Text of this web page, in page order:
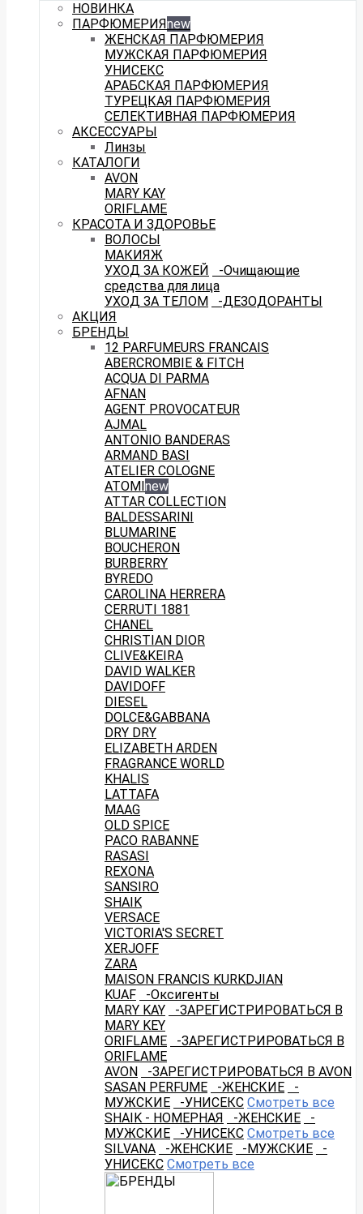
НОВИНКА
ПАРФЮМЕРИЯnew
ЖЕНСКАЯ ПАРФЮМЕРИЯ
МУЖСКАЯ ПАРФЮМЕРИЯ
УНИСЕКС
АРАБСКАЯ ПАРФЮМЕРИЯ
ТУРЕЦКАЯ ПАРФЮМЕРИЯ
СЕЛЕКТИВНАЯ ПАРФЮМЕРИЯ
АКСЕССУАРЫ
Линзы
КАТАЛОГИ
AVON
MARY KAY
ORIFLAME
КРАСОТА И ЗДОРОВЬЕ
ВОЛОСЫ
МАКИЯЖ
УХОД ЗА КОЖЕЙ
-Очищающие
средства для лица
УХОД ЗА ТЕЛОМ
-ДЕЗОДОРАНТЫ
АКЦИЯ
БРЕНДЫ
12 PARFUMEURS FRANCAIS
ABERCROMBIE & FITCH
ACQUA DI PARMA
AFNAN
AGENT PROVOCATEUR
AJMAL
ANTONIO BANDERAS
ARMAND BASI
ATELIER COLOGNE
ATOMI new
ATTAR COLLECTION
BALDESSARINI
BLUMARINE
BOUCHERON
BURBERRY
BYREDO
CAROLINA HERRERA
CERRUTI 1881
CHANEL
CHRISTIAN DIOR
CLIVE&KEIRA
DAVID WALKER
DAVIDOFF
DIESEL
DOLCE&GABBANA
DRY DRY
ELIZABETH ARDEN
FRAGRANCE WORLD
KHALIS
LATTAFA
MAAG
OLD SPICE
PACO RABANNE
RASASI
REXONA
SANSIRO
SHAIK
VERSACE
VICTORIA'S SECRET
XERJOFF
ZARA
MAISON FRANCIS KURKDJIAN
KUAF
-Оксигенты
MARY KAY
-ЗАРЕГИСТРИРОВАТЬСЯ В
MARY KEY
ORIFLAME
-ЗАРЕГИСТРИРОВАТЬСЯ В
ORIFLAME
AVON
-ЗАРЕГИСТРИРОВАТЬСЯ В AVON
SASAN PERFUME
-ЖЕНСКИЕ
-
МУЖСКИЕ
-УНИСЕКС Смотреть все
SHAIK - НОМЕРНАЯ
-ЖЕНСКИЕ
-
МУЖСКИЕ
-УНИСЕКС Смотреть все
SILVANA
-ЖЕНСКИЕ -МУЖСКИЕ
-
УНИСЕКС Смотреть все